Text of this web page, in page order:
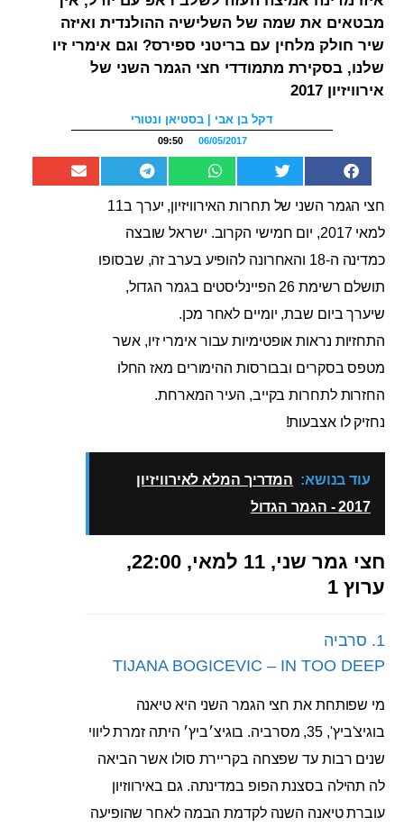
מבטאים את שמה של השלישיה ההולנדית ואיזה
שיר חולק מלחין עם בריטני ספירס? וגם אימרי זיו
שלנו, בסקירת מתמודדי חצי הגמר השני של
אירוויזיון 2017
דקל בן אבי | בסטיאן ונטורי
06/05/2017
09:50
חצי הגמר השני של תחרות האירוויזיון, יערך ב11
למאי 2017, יום חמישי הקרוב. ישראל שובצה
כמדינה ה-18 והאחרונה להופיע בערב זה, שבסופו
תושלם רשימת 26 הפיינליסטים בגמר הגדול,
שיערך ביום שבת, יומיים לאחר מכן.
התחזיות נראות אופטימיות עבור אימרי זיו, אשר
מטפס בסקרים ובבורסות ההימורים מאז החלו
החזרות לתחרות בקייב, העיר המארחת.
נחזיק לו אצבעות!
עוד בנושא: המדריך המלא לאירוויזיון
2017 - הגמר הגדול
חצי גמר שני, 11 למאי, 22:00,
ערוץ 1
1. סרביה
TIJANA BOGICEVIC – IN TOO DEEP
מי שפותחת את חצי הגמר השני היא טיאנה
בוגיצ'ביץ', 35, מסרביה. בוגיצ׳ביץ׳ היתה זמרת ליווי
שנים רבות עד שפצחה בקריירת סולו אשר הביאה
לה תהילה בסצנת הפופ במדינתה. גם באירווזיון
עוברת טיאנה השנה לקדמת הבמה לאחר שהופיעה